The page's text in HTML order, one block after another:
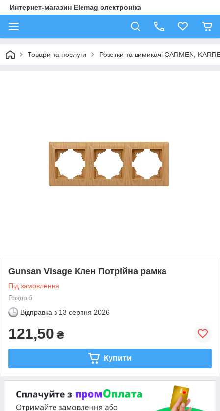
Интернет-магазин Elemag электроніка
Товари та послуги Розетки та вимикачі CARMEN,
Gunsan Visage Клен Потрійна рамка
Під замовлення
Роздріб
Відправка з 13 серпня 2026
121,50 ₴
Купити